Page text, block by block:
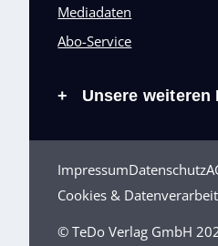
Mediadaten
Abo-Service
+ Unsere weiteren
ImpressumDatenschutz
Cookies &
© TeDo Verlag GmbH